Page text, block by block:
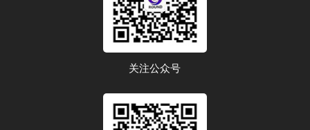
关注公众号